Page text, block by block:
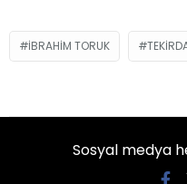
IBRAHIM TORUK
Sosyal medya